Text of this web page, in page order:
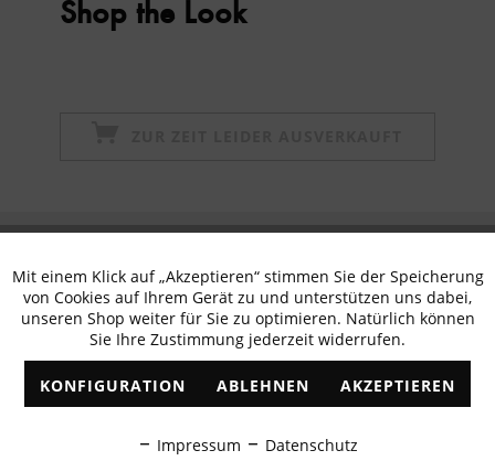
Shop the Look
erhalten
✓ Exklusive Angebote ✓ Die aktuellsten Trends
Funktionale Aktiv
Marketing Inaktiv
Tracking Inaktiv
Mit einem Klick auf „Akzeptieren“ stimmen Sie der Speicherung
von Cookies auf Ihrem Gerät zu und unterstützen uns dabei,
unseren Shop weiter für Sie zu optimieren. Natürlich können
Sie Ihre Zustimmung jederzeit widerrufen.
KONFIGURATION ABLEHNEN AKZEPTIEREN
Impressum Datenschutz